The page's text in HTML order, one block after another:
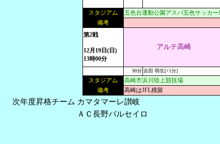
スタジアム
五色台運動公園アスパ五色サッカー
備考
第2戦
12月19日(日)
13時00分
アルテ高崎
90分 吉田 明生[+1分]
スタジアム
高崎市浜川陸上競技場
備考
高崎はJFL残留
次年度昇格チーム カマタマーレ讃岐
ＡＣ長野パルセイロ